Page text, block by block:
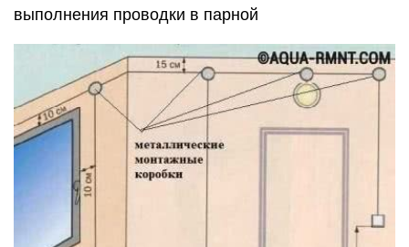
выполнения проводки в парной